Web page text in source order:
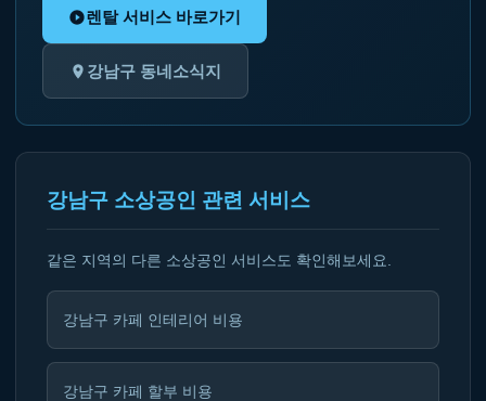
렌탈 서비스 바로가기
강남구 동네소식지
강남구 소상공인 관련 서비스
같은 지역의 다른 소상공인 서비스도 확인해보세요.
강남구 카페 인테리어 비용
강남구 카페 할부 비용